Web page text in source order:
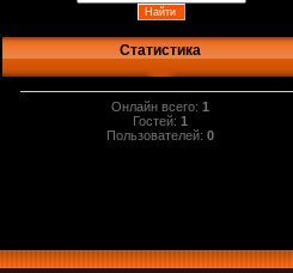
Статистика
Онлайн всего:1
Гостей:1
Пользователей:0